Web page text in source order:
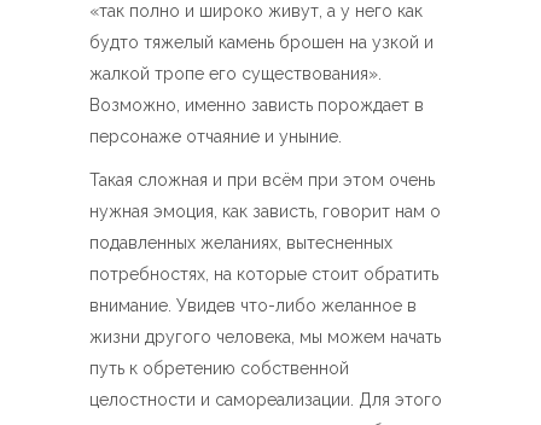
«так полно и широко живут, а у него как
будто тяжелый камень брошен на узкой и
жалкой тропе его существования».
Возможно, именно зависть порождает в
персонаже отчаяние и уныние.
Такая сложная и при всём при этом очень
нужная эмоция, как зависть, говорит нам о
подавленных желаниях, вытесненных
потребностях, на которые стоит обратить
внимание. Увидев что-либо желанное в
жизни другого человека, мы можем начать
путь к обретению собственной
целостности и самореализации. Для этого